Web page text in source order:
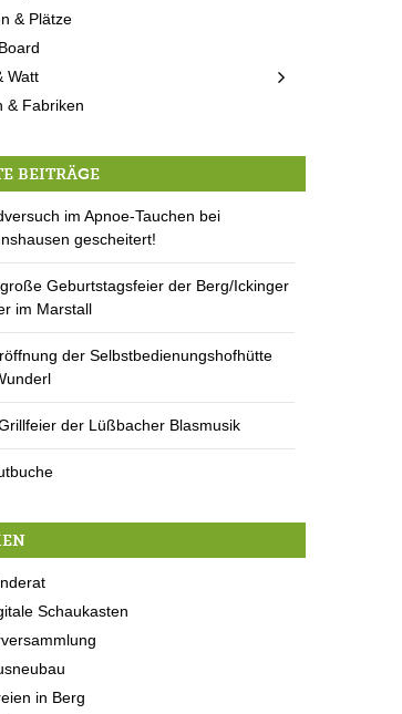
& Plätze
Watt
& Fabriken
BEITRÄGE
im Apnoe-Tauchen bei
gescheitert!
Geburtstagsfeier der Berg/Ickinger
im Marstall
der Selbstbedienungshofhütte
der Lüßbacher Blasmusik
Schaukasten
in Berg